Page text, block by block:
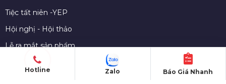
Tiệc tất niên -YEP
Hội nghị - Hội thảo
Lễ ra mắt sản phẩm
Lễ kỷ niệm thành lập
Khởi công - Động thổ
Hotline Báo Giá Nhanh
Zalo